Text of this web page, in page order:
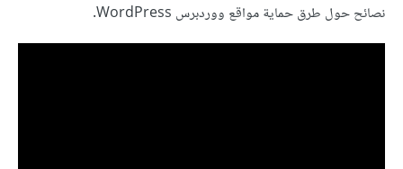
نصائح حول طرق حماية مواقع ووردبرس WordPress.